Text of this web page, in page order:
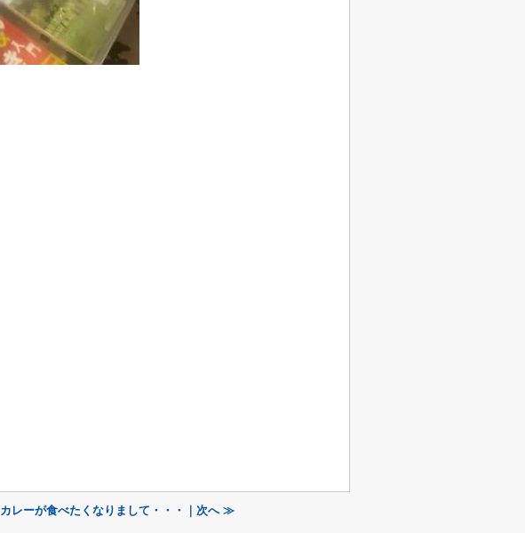
カレーが食べたくなりまして・・・｜次へ ≫